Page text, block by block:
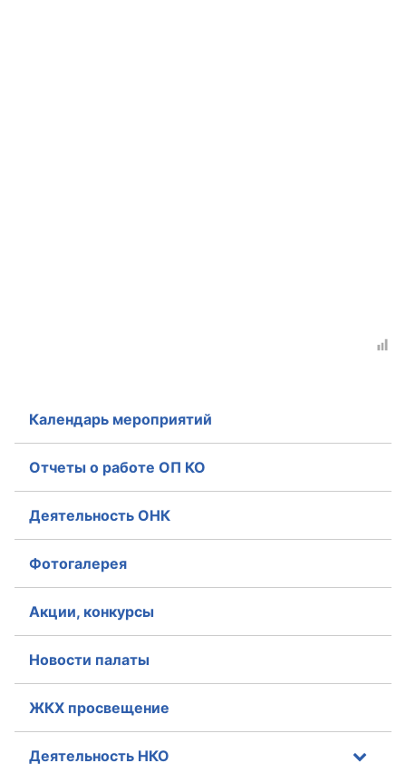
Календарь мероприятий
Отчеты о работе ОП КО
Деятельность ОНК
Фотогалерея
Акции, конкурсы
Новости палаты
ЖКХ просвещение
Деятельность НКО